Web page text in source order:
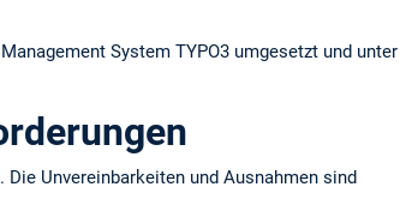
System TYPO3 umgesetzt und unter
Unvereinbarkeiten und Ausnahmen sind